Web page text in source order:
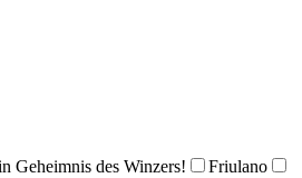
Geheimnis des Winzers!
Friulano